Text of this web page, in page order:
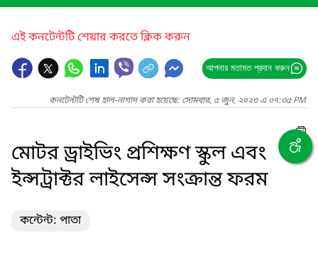
এই কনটেন্টটি শেয়ার করতে ক্লিক করুন
আপনার মতামত প্রদান করুন
কনটেন্টটি শেষ হাল-নাগাদ করা হয়েছে: সোমবার, ৫ জুন, ২০২৩ এ ০৭:৩৫ PM
মোটর ড্রাইভিং প্রশিক্ষণ স্কুল এবং
ইন্সট্রাক্টর লাইসেন্স সংক্রান্ত ফরম
কন্টেন্ট: পাতা